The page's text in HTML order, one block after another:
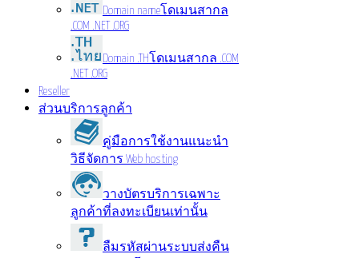
Domain name โดเมนสากล
.COM .NET .ORG
Domain .TH โดเมนสากล .COM
.NET .ORG
Reseller
ส่วนบริการลูกค้า
คู่มือการใช้งานแนะนำ
วิธีจัดการ Web hosting
วางบัตรบริการเฉพาะ
ลูกค้าที่ลงทะเบียนเท่านั้น
ลืมรหัสผ่านระบบส่งคืน